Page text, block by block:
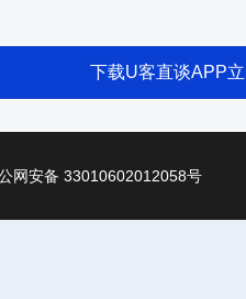
下载U客直谈APP
网安备 33010602012058号